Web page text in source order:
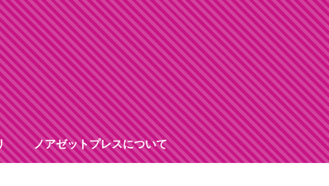
ノアゼットプレスについて